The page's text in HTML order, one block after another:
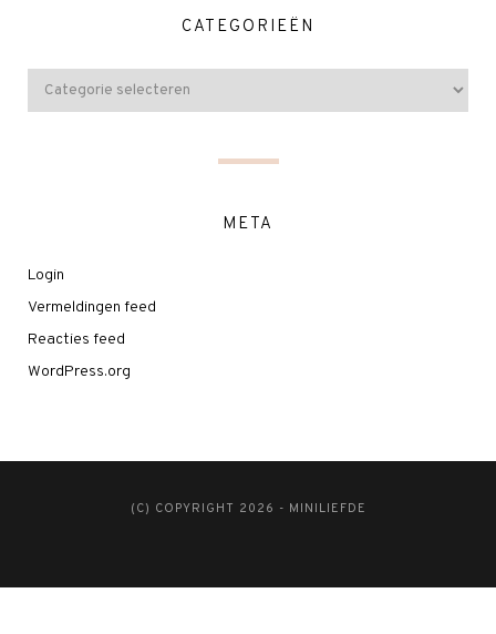
CATEGORIEËN
META
Login
Vermeldingen feed
Reacties feed
WordPress.org
(C) COPYRIGHT 2026 - MINILIEFDE